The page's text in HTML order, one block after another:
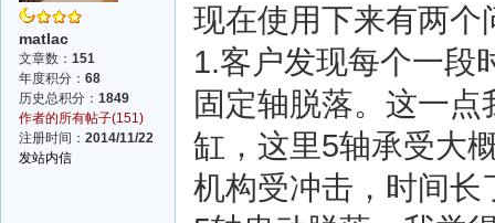
matlac
文章数： 151
年度积分： 68
历史总积分： 1849
作者的所有帖子(151)
注册时间： 2014/11/22
发站内信
现在使用下来有两个
1.客户发现每个一段
固定轴脱落。这一
缸，这里5轴承受大
机构受冲击，时间